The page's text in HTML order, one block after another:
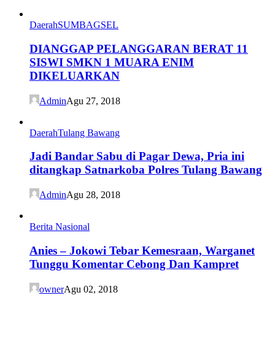
DaerahSUMBAGSEL
DIANGGAP PELANGGARAN BERAT 11
SISWI SMKN 1 MUARA ENIM
DIKELUARKAN
AdminAgu 27, 2018
DaerahTulang Bawang
Jadi Bandar Sabu di Pagar Dewa, Pria ini
ditangkap Satnarkoba Polres Tulang Bawang
AdminAgu 28, 2018
Berita Nasional
Anies – Jokowi Tebar Kemesraan, Warganet
Tunggu Komentar Cebong Dan Kampret
ownerAgu 02, 2018